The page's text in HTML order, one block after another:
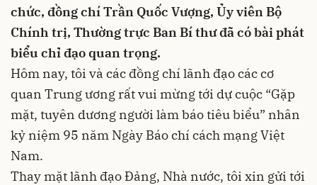
chức, đồng chí Trần Quốc Vượng, Ủy viên Bộ
Chính trị, Thường trực Ban Bí thư đã có bài phát
biểu chỉ đạo quan trọng.
Hôm nay, tôi và các đồng chí lãnh đạo các cơ
quan Trung ương rất vui mừng tới dự cuộc “Gặp
mặt, tuyên dương người làm báo tiêu biểu” nhân
kỷ niệm 95 năm Ngày Báo chí cách mạng Việt
Nam.
Thay mặt lãnh đạo Đảng, Nhà nước, tôi xin gửi tới